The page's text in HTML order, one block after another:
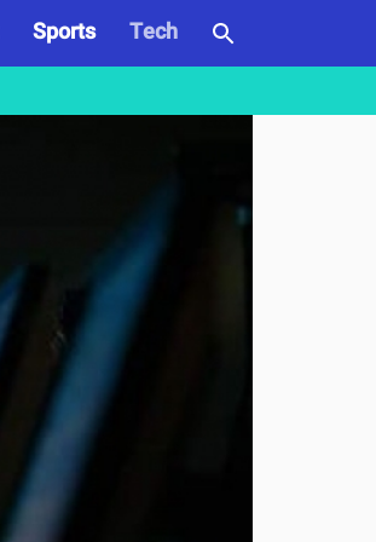
Sports
Tech